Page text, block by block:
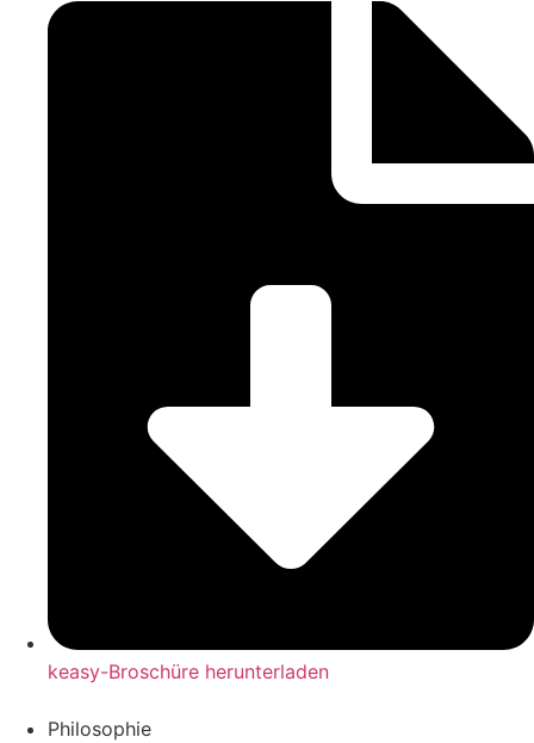
keasy-Broschüre herunterladen
Philosophie